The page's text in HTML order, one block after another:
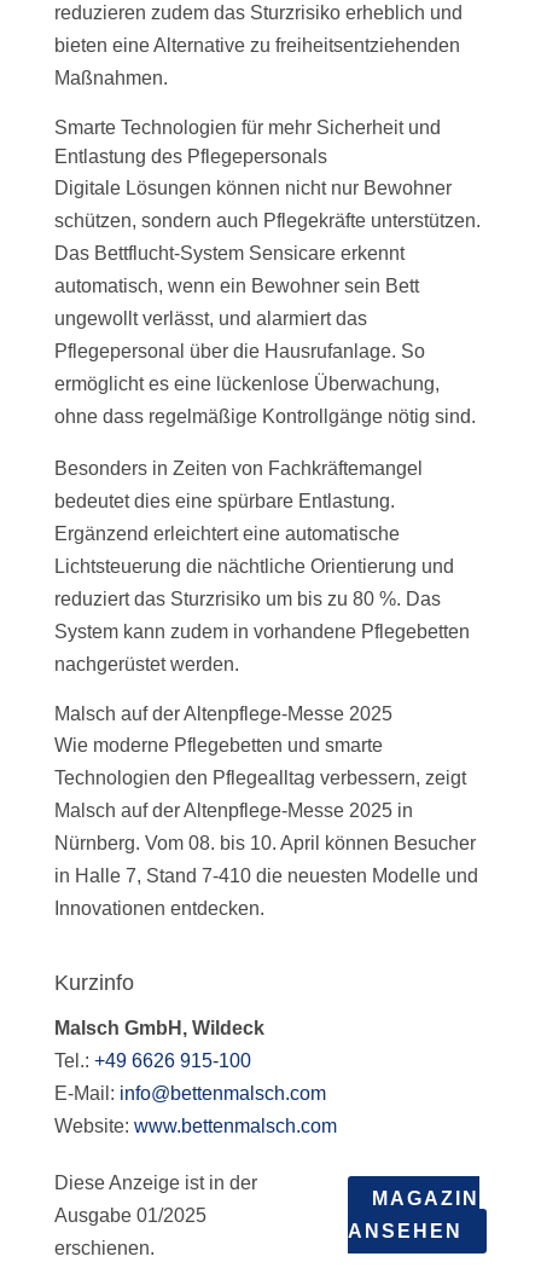
reduzieren zudem das Sturzrisiko erheblich und
bieten eine Alternative zu freiheitsentziehenden
Maßnahmen.
Smarte Technologien für mehr Sicherheit und
Entlastung des Pflegepersonals
Digitale Lösungen können nicht nur Bewohner
schützen, sondern auch Pflegekräfte unterstützen.
Das Bettflucht-System Sensicare erkennt
automatisch, wenn ein Bewohner sein Bett
ungewollt verlässt, und alarmiert das
Pflegepersonal über die Hausrufanlage. So
ermöglicht es eine lückenlose Überwachung,
ohne dass regelmäßige Kontrollgänge nötig sind.
Besonders in Zeiten von Fachkräftemangel
bedeutet dies eine spürbare Entlastung.
Ergänzend erleichtert eine automatische
Lichtsteuerung die nächtliche Orientierung und
reduziert das Sturzrisiko um bis zu 80 %. Das
System kann zudem in vorhandene Pflegebetten
nachgerüstet werden.
Malsch auf der Altenpflege-Messe 2025
Wie moderne Pflegebetten und smarte
Technologien den Pflegealltag verbessern, zeigt
Malsch auf der Altenpflege-Messe 2025 in
Nürnberg. Vom 08. bis 10. April können Besucher
in Halle 7, Stand 7-410 die neuesten Modelle und
Innovationen entdecken.
Kurzinfo
Malsch GmbH, Wildeck
Tel.: +49 6626 915-100
E-Mail: info@bettenmalsch.com
Website: www.bettenmalsch.com
Diese Anzeige ist in der
Ausgabe 01/2025
erschienen.
MAGAZIN
ANSEHEN